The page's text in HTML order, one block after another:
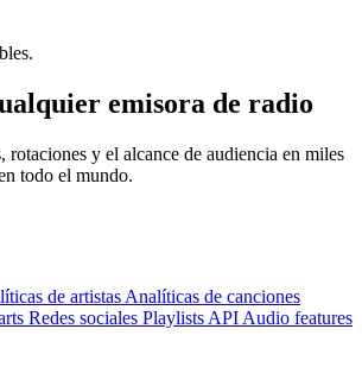
emisora de radio
rotaciones y el alcance de audiencia en miles
todo el mundo.
de artistas Analíticas de canciones
Redes sociales Playlists API Audio features